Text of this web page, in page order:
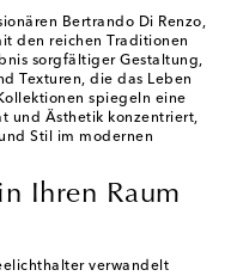
Bertrando Di Renzo,
den reichen Traditionen
sorgfältiger Gestaltung,
Texturen, die das Leben
spiegeln eine
und Ästhetik konzentriert,
Stil im modernen
Ihren Raum
verwandelt